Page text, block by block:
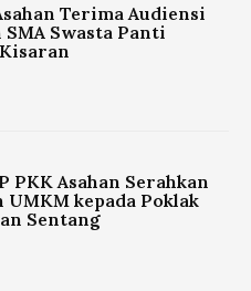
Terima Audiensi
SMA Swasta Panti
PKK Asahan Serahkan
UMKM kepada Poklak
Sentang